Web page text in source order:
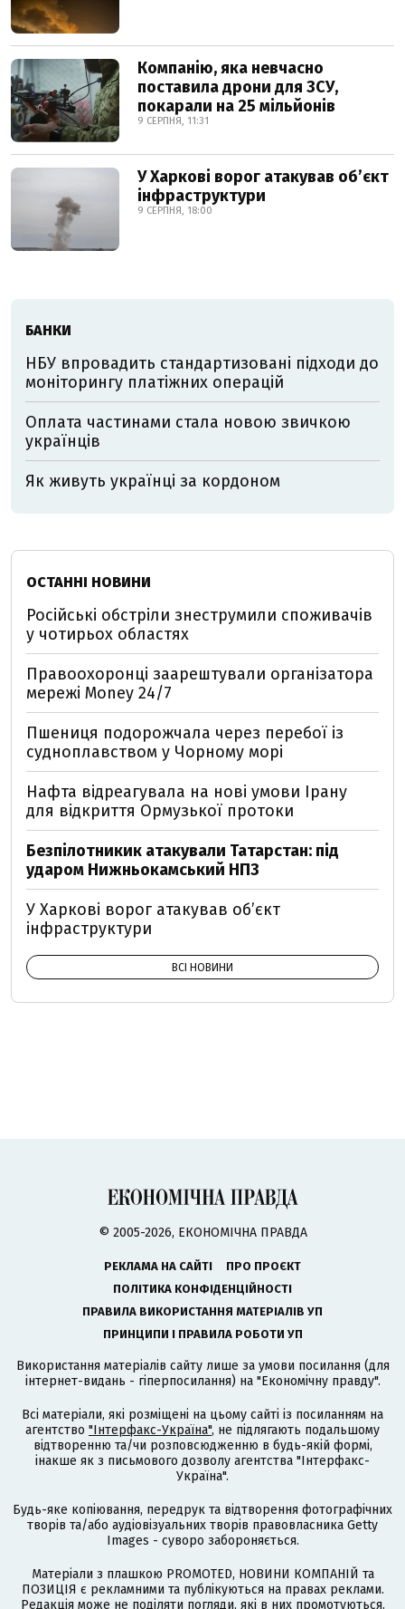
Компанію, яка невчасно
поставила дрони для ЗСУ,
покарали на 25 мільйонів
9 СЕРПНЯ, 11:31
У Харкові ворог атакував обʼєкт
інфраструктури
9 СЕРПНЯ, 18:00
БАНКИ
НБУ впровадить стандартизовані підходи до
моніторингу платіжних операцій
Оплата частинами стала новою звичкою
українців
Як живуть українці за кордоном
ОСТАННІ НОВИНИ
Російські обстріли знеструмили споживачів
у чотирьох областях
Правоохоронці заарештували організатора
мережі Money 24/7
Пшениця подорожчала через перебої із
судноплавством у Чорному морі
Нафта відреагувала на нові умови Ірану
для відкриття Ормузької протоки
Безпілотникик атакували Татарстан: під
ударом Нижньокамський НПЗ
У Харкові ворог атакував обʼєкт
інфраструктури
ВСІ НОВИНИ
© 2005-2026, ЕКОНОМІЧНА ПРАВДА
РЕКЛАМА НА САЙТІ
ПРО ПРОЄКТ
ПОЛІТИКА КОНФІДЕНЦІЙНОСТІ
ПРАВИЛА ВИКОРИСТАННЯ МАТЕРІАЛІВ УП
ПРИНЦИПИ І ПРАВИЛА РОБОТИ УП
Використання матеріалів сайту лише за умови посилання (для
інтернет-видань - гіперпосилання) на "Економічну правду".
Всі матеріали, які розміщені на цьому сайті із посиланням на
агентство "Інтерфакс-Україна", не підлягають подальшому
відтворенню та/чи розповсюдженню в будь-якій формі,
інакше як з письмового дозволу агентства "Інтерфакс-
Україна".
Будь-яке копіювання, передрук та відтворення фотографічних
творів та/або аудіовізуальних творів правовласника Getty
Images - суворо забороняється.
Матеріали з плашкою PROMOTED, НОВИНИ КОМПАНІЙ та
ПОЗИЦІЯ є рекламними та публікуються на правах реклами.
Редакція може не поділяти погляди, які в них промотуються.